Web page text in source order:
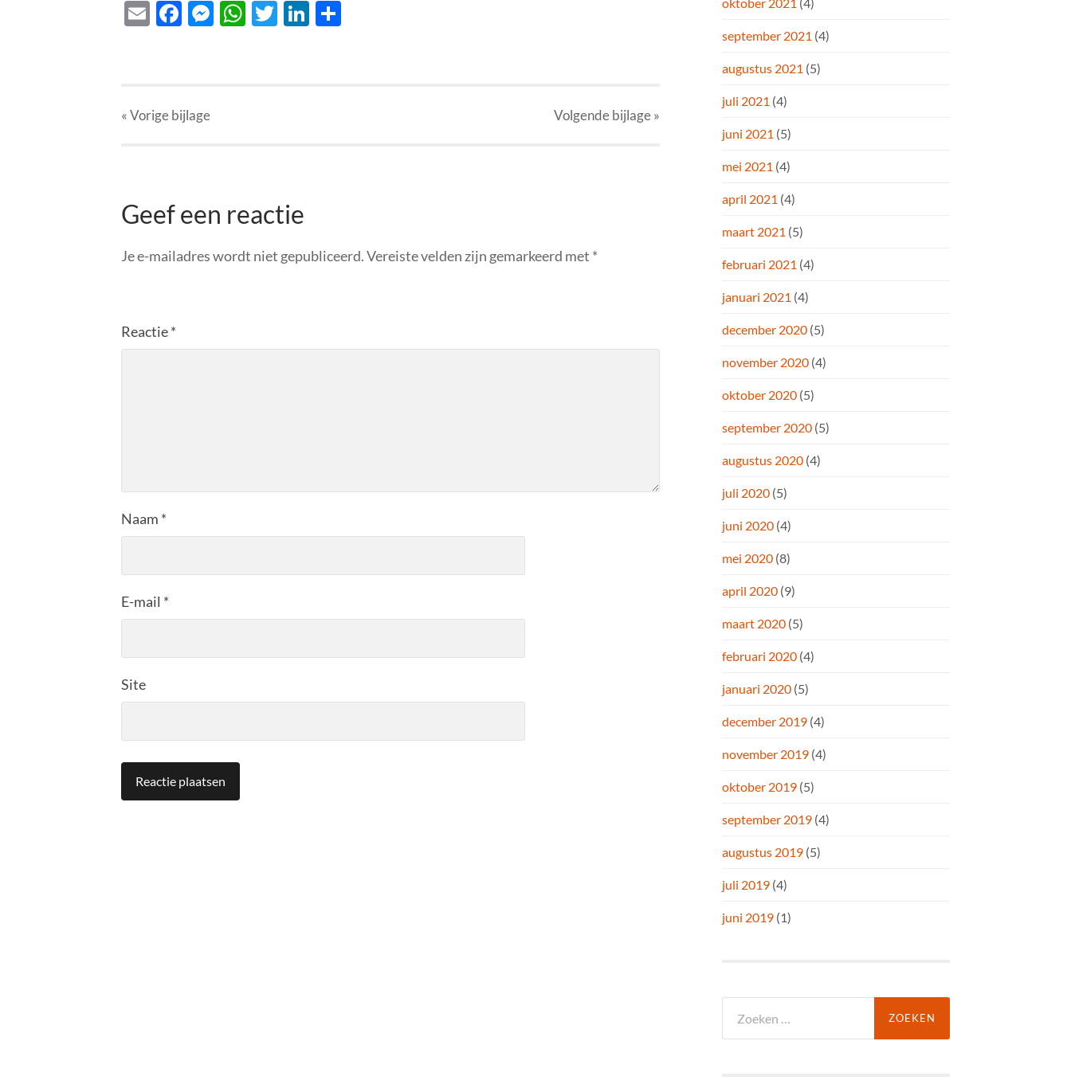
EmailFacebook
Messenger
WhatsApp
TwitterLinkedIn
« Vorigebijlage Volgendebijlage»
Geef een reactie
Je e-mailadres wordt niet gepubliceerd.Vereiste velden zijn gemarkeerd met *
Reactie*
Naam *
E-mail *
Site
september 2021 (4)
augustus 2021 (5)
juli 2021 (4)
juni 2021 (5)
mei 2021 (4)
april 2021 (4)
maart 2021 (5)
februari 2021 (4)
januari 2021 (4)
december 2020 (5)
november 2020 (4)
oktober 2020 (5)
september 2020 (5)
augustus 2020 (4)
juli 2020 (5)
juni 2020 (4)
mei 2020 (8)
april 2020 (9)
maart 2020 (5)
februari 2020 (4)
januari 2020 (5)
december 2019 (4)
november 2019 (4)
oktober 2019 (5)
september 2019 (4)
augustus 2019 (5)
juli 2019 (4)
juni 2019 (1)
naar: